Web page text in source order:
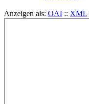
Anzeigen als: OAI :: XML